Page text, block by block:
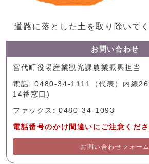
道路に落とした土を取り除いてく
お問い合わせ
宮代町役場産業観光課農業振興担当
電話: 0480-34-1111（代表）内線
14番窓口)
ファックス: 0480-34-1093
電話番号のかけ間違いにご注意くださ
お問い合わせフォーム